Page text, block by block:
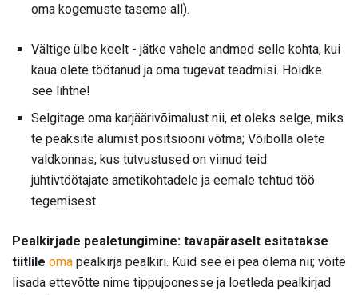
oma kogemuste taseme all).
Vältige ülbe keelt - jätke vahele andmed selle kohta, kui
kaua olete töötanud ja oma tugevat teadmisi. Hoidke
see lihtne!
Selgitage oma karjäärivõimalust nii, et oleks selge, miks
te peaksite alumist positsiooni võtma; Võibolla olete
valdkonnas, kus tutvustused on viinud teid
juhtivtöötajate ametikohtadele ja eemale tehtud töö
tegemisest.
Pealkirjade pealetungimine: tavapäraselt esitatakse
tiitlile oma pealkirja pealkiri. Kuid see ei pea olema nii; võite
lisada ettevõtte nime tippujoonesse ja loetleda pealkirjad